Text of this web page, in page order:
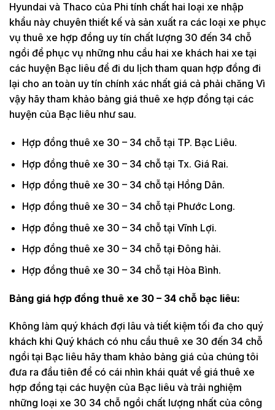
Hyundai và Thaco của Phi tính chất hai loại xe nhập
khẩu này chuyên thiết kế và sản xuất ra các loại xe phục
vụ thuê xe hợp đồng uy tín chất lượng 30 đến 34 chỗ
ngồi để phục vụ những nhu cầu hai xe khách hai xe tại
các huyện Bạc liêu để đi du lịch tham quan hợp đồng đi
lại cho an toàn uy tín chính xác nhất giá cả phải chăng Vì
vậy hãy tham khảo bảng giá thuê xe hợp đồng tại các
huyện của Bạc liêu như sau.
Hợp đồng thuê xe 30 – 34 chỗ tại TP. Bạc Liêu.
Hợp đồng thuê xe 30 – 34 chỗ tại Tx. Giá Rai.
Hợp đồng thuê xe 30 – 34 chỗ tại Hồng Dân.
Hợp đồng thuê xe 30 – 34 chỗ tại Phước Long.
Hợp đồng thuê xe 30 – 34 chỗ tại Vĩnh Lợi.
Hợp đồng thuê xe 30 – 34 chỗ tại Đông hải.
Hợp đồng thuê xe 30 – 34 chỗ tại Hòa Bình.
Bảng giá hợp đồng thuê xe 30 – 34 chỗ bạc liêu:
Không làm quý khách đợi lâu và tiết kiệm tối đa cho quý
khách khi Quý khách có nhu cầu thuê xe 30 đến 34 chỗ
ngồi tại Bạc liêu hãy tham khảo bảng giá của chúng tôi
đưa ra đầu tiên để có cái nhìn khái quát về giá thuê xe
hợp đồng tại các huyện của Bạc liêu và trải nghiệm
những loại xe 30 34 chỗ ngồi chất lượng nhất của công